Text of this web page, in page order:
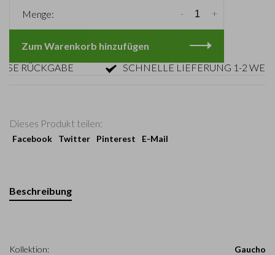
Menge: +
-
Zum Warenkorb hinzufügen
SCHNELLE LIEFERUNG 1-2
Dieses Produkt teilen:
Facebook Twitter Pinterest E-Mail
Beschreibung
Kollektion: Gaucho